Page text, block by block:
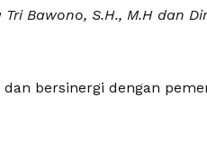
Bawono, S.H., M.H dan
bersinergi dengan